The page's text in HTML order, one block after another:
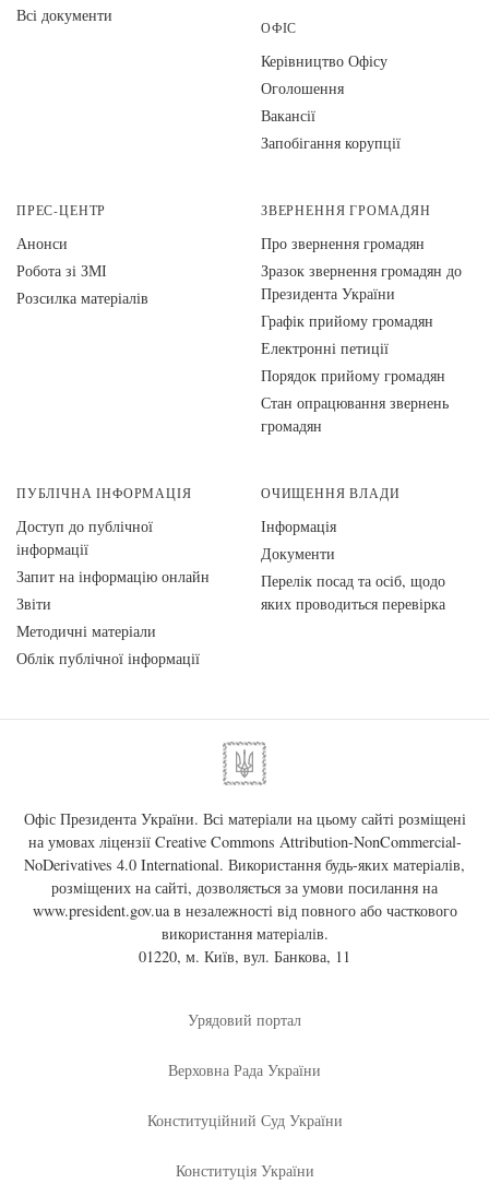
Всі документи
ОФІС
Керівництво Офісу
Оголошення
Вакансії
Запобігання корупції
ПРЕС-ЦЕНТР
Анонси
Робота зі ЗМІ
Розсилка матеріалів
ЗВЕРНЕННЯ ГРОМАДЯН
Про звернення громадян
Зразок звернення громадян до
Президента України
Графік прийому громадян
Електронні петиції
Порядок прийому громадян
Стан опрацювання звернень
громадян
ПУБЛІЧНА ІНФОРМАЦІЯ
Доступ до публічної
інформації
Запит на інформацію онлайн
Звіти
Методичні матеріали
Облік публічної інформації
ОЧИЩЕННЯ ВЛАДИ
Інформація
Документи
Перелік посад та осіб, щодо
яких проводиться перевірка
Офіс Президента України. Всі матеріали на цьому сайті розміщені
на умовах ліцензії Creative Commons Attribution-NonCommercial-
NoDerivatives 4.0 International. Використання будь-яких матеріалів,
розміщених на сайті, дозволяється за умови посилання на
www.president.gov.uaв незалежності від повного або часткового
використання матеріалів.
01220, м. Київ, вул. Банкова, 11
Урядовий портал
Верховна Рада України
Конституційний Суд України
Конституція України